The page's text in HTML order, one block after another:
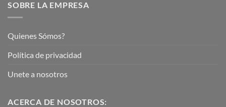
SOBRE LA EMPRESA
Quienes Sómos?
Política de privacidad
Unete a nosotros
ACERCA DE NOSOTROS: